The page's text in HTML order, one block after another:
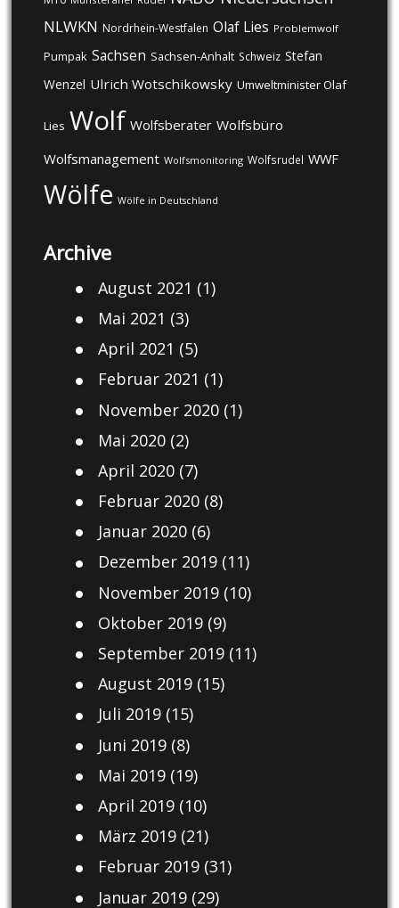
NLWKN Nordrhein-Westfalen Olaf Lies Problemwolf
Pumpak Sachsen Sachsen-Anhalt Schweiz Stefan
Wenzel Ulrich Wotschikowsky Umweltminister Olaf
Lies Wolf Wolfsberater Wolfsbüro
Wolfsmanagement Wolfsmonitoring Wolfsrudel WWF
Wölfe Wölfe in Deutschland
Archive
August 2021 (1)
Mai 2021 (3)
April 2021 (5)
Februar 2021 (1)
November 2020(1)
Mai 2020(2)
April 2020(7)
Februar 2020(8)
Januar 2020(6)
Dezember 2019(11)
November 2019(10)
Oktober 2019(9)
September 2019(11)
August 2019(15)
Juli 2019(15)
Juni 2019(8)
Mai 2019(19)
April 2019(10)
März 2019(21)
Februar 2019(31)
Januar 2019(29)